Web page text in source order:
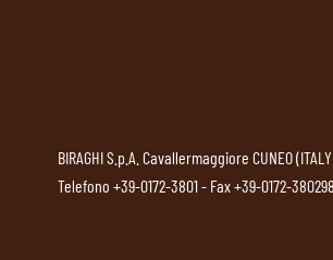
BIRAGHI S.p.A. Cavallermaggiore CUNEO
Telefono +39-0172-3801- Fax +39-0172-